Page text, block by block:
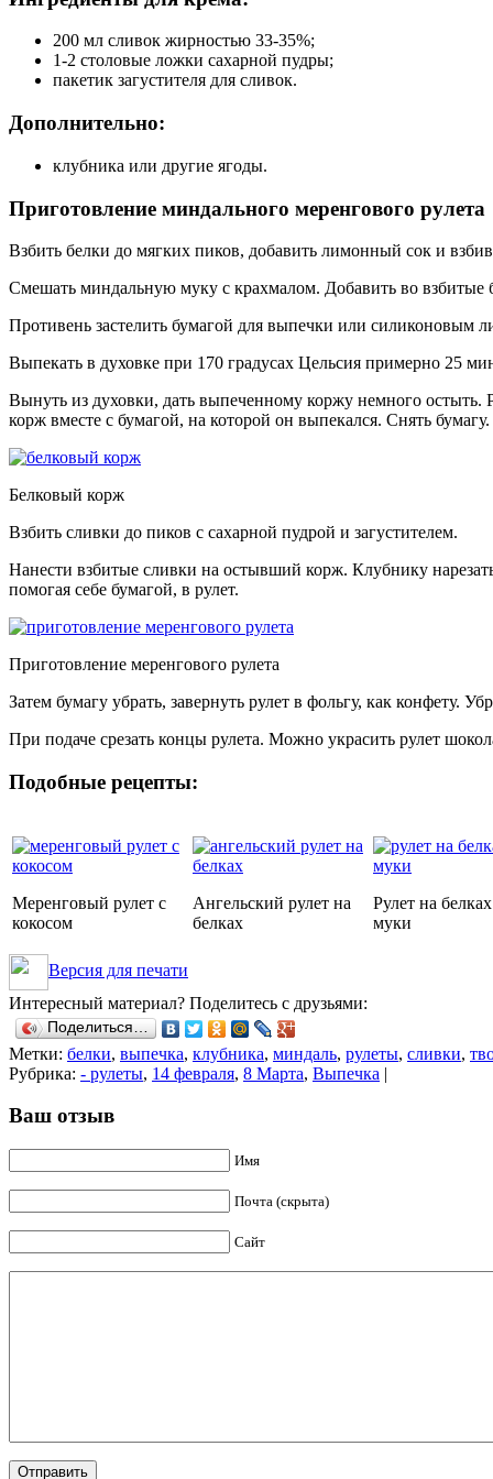
200 мл сливок жирностью 33-35%;
1-2 столовые ложки сахарной пудры;
пакетик загустителя для сливок.
Дополнительно:
клубника или другие ягоды.
Приготовление миндального меренгового рулета
Взбить белки до мягких пиков, добавить лимонный сок и
Смешать миндальную муку с крахмалом. Добавить во взбитые
Противень застелить бумагой для выпечки или силиконовым
Выпекать в духовке при 170 градусах Цельсия примерно 25
Вынуть из духовки, дать выпеченному коржу немного остыть.
корж вместе с бумагой, на которой он выпекался. Снять
Белковый корж
Взбить сливки до пиков с сахарной пудрой и загустителем.
Нанести взбитые сливки на остывший корж. Клубнику
помогая себе бумагой, в рулет.
Приготовление меренгового рулета
Затем бумагу убрать, завернуть рулет в фольгу, как конфету.
При подаче срезать концы рулета. Можно украсить рулет
Подобные рецепты:
Меренговый рулет с
кокосом
Ангельский рулет на
белках
Рулет на
муки
Версия для печати
Интересный материал? Поделитесь с друзьями:
Поделиться…
Метки: белки, выпечка, клубника, миндаль, рулеты, сливки,
Рубрика: - рулеты, 14 февраля, 8 Марта, Выпечка |
Ваш отзыв
Имя
Почта (скрыта)
Сайт